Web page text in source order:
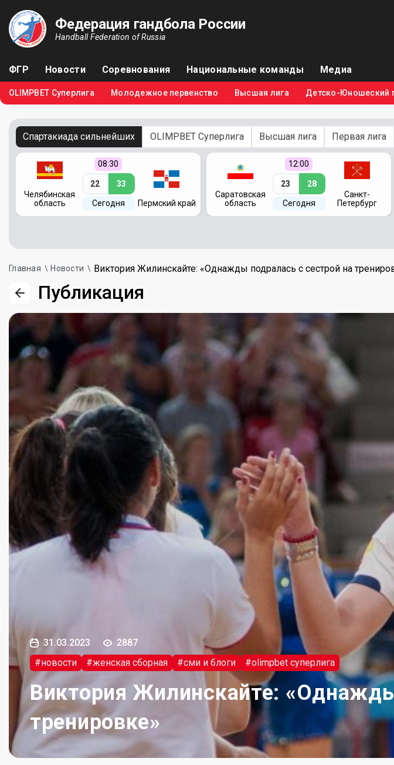
Федерация гандбола России
Handball Federation of Russia
ФГР Новости Соревнования Национальные команды Медиа
OLIMPBET Суперлига Молодежное первенство Высшая лига Детско-Юношеский
Спартакиада сильнейших OLIMPBET Суперлига Высшая лига Первая лига
Челябинская
область
08:30
22 33
Сегодня Пермский край
Саратовская
область
12:00
23 28
Сегодня
Санкт-
Петербург
Главная Новости Виктория Жилинскайте: «Однажды подралась с сестрой на
Публикация
31.03.2023
2887
#новости
#женская сборная #сми и блоги #olimpbet суперлига
Виктория Жилинскайте:
тренировке»